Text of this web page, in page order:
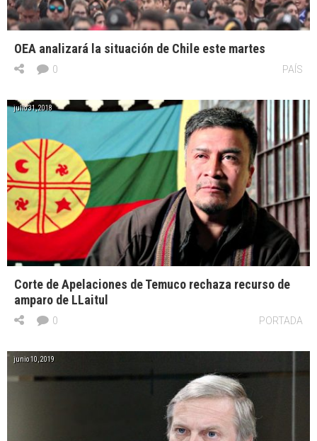
OEA analizará la situación de Chile este martes
PAÍS
0
julio 31, 2018
Corte de Apelaciones de Temuco rechaza recurso de
amparo de LLaitul
PORTADA
0
junio 10, 2019